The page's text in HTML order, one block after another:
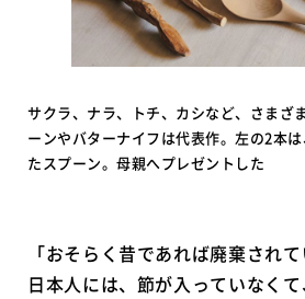
サクラ、ナラ、トチ、カシなど、さまざ
ーンやバターナイフは代表作。左の2本
たスプーン。母親へプレゼントした
「おそらく昔であれば廃棄され
日本人には、節が入っていなく